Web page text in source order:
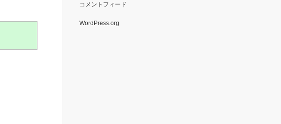
コメントフィード
WordPress.org